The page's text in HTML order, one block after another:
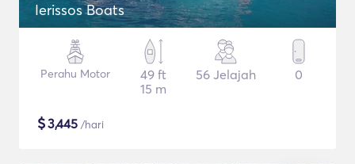
Ierissos Boats
Perahu Motor
49 ft
15 m
56 Jelajah 0
$3,445 /hari